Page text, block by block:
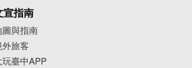
宣指南
圖與指南
外旅客
玩臺中APP